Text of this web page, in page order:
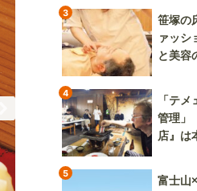
3
笹塚の
ァッシ
と美容
4
「テ
管理」
店』
5
富士山